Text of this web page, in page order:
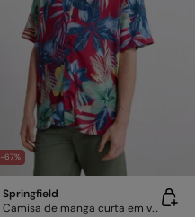
-67%
Springfield
Camisa de manga curta em viscose estampada